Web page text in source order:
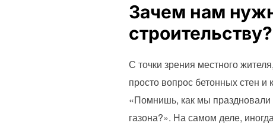
Зачем нам
строительству?
С точки зрения местного
просто вопрос бетонных стен и
«Помнишь, как мы праздновали
газона?». На самом деле,